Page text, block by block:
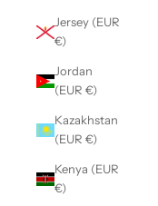
Jersey (EUR
€)
Jordan
(EUR €)
Kazakhstan
(EUR €)
Kenya (EUR
€)